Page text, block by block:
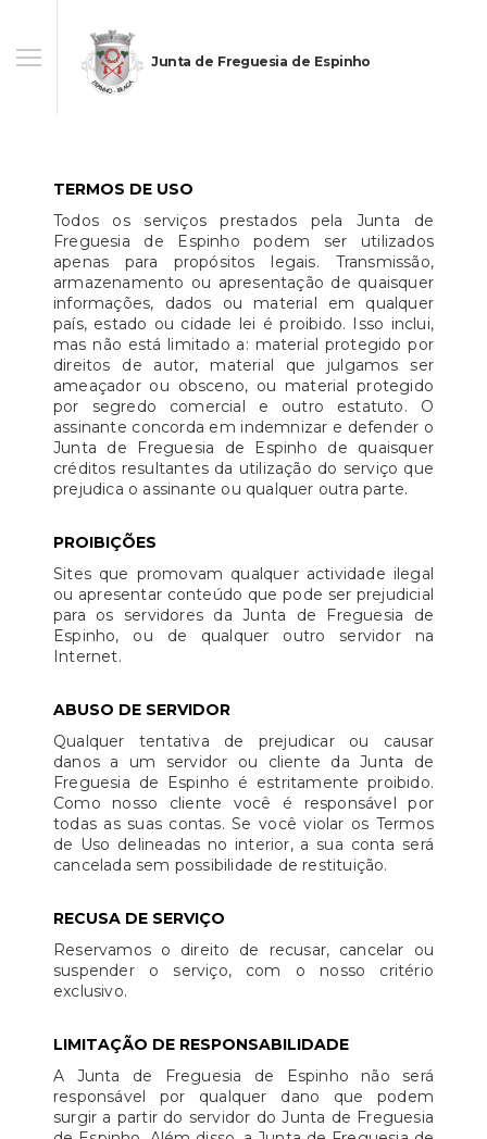
Junta de Freguesia de Espinho
TERMOS DE USO
Todos os serviços prestados pela Junta de
Freguesia de Espinho podem ser utilizados
apenas para propósitos legais. Transmissão,
armazenamento ou apresentação de quaisquer
informações, dados ou material em qualquer
país, estado ou cidade lei é proibido. Isso inclui,
mas não está limitado a: material protegido por
direitos de autor, material que julgamos ser
ameaçador ou obsceno, ou material protegido
por segredo comercial e outro estatuto. O
assinante concorda em indemnizar e defender o
Junta de Freguesia de Espinho de quaisquer
créditos resultantes da utilização do serviço que
prejudica o assinante ou qualquer outra parte.
PROIBIÇÕES
Sites que promovam qualquer actividade ilegal
ou apresentar conteúdo que pode ser prejudicial
para os servidores da Junta de Freguesia de
Espinho, ou de qualquer outro servidor na
Internet.
ABUSO DE SERVIDOR
Qualquer tentativa de prejudicar ou causar
danos a um servidor ou cliente da Junta de
Freguesia de Espinho é estritamente proibido.
Como nosso cliente você é responsável por
todas as suas contas. Se você violar os Termos
de Uso delineadas no interior, a sua conta será
cancelada sem possibilidade de restituição.
RECUSA DE SERVIÇO
Reservamos o direito de recusar, cancelar ou
suspender o serviço, com o nosso critério
exclusivo.
LIMITAÇÃO DE RESPONSABILIDADE
A Junta de Freguesia de Espinho não será
responsável por qualquer dano que podem
surgir a partir do servidor do Junta de Freguesia